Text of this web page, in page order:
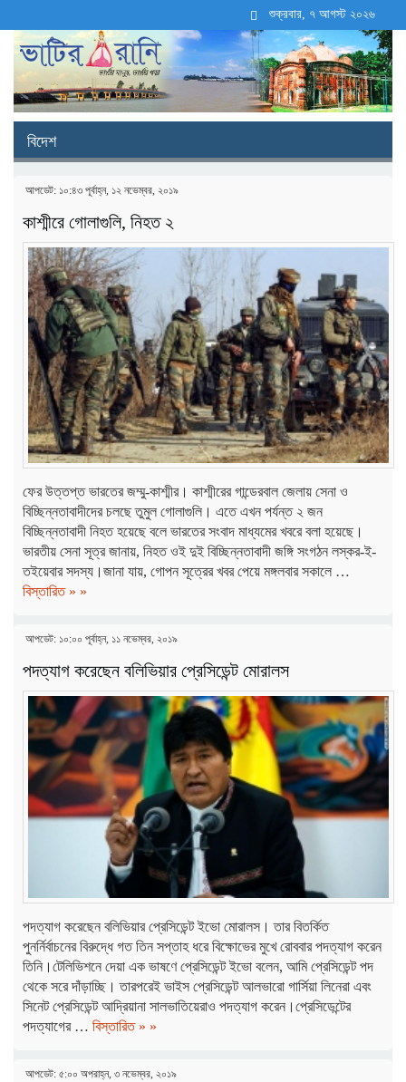
শুক্রবার, ৭ আগস্ট ২০২৬
বিদেশ
আপডেট: ১০:৪৩ পূর্বাহ্ন, ১২ নভেম্বর, ২০১৯
কাশ্মীরে গোলাগুলি, নিহত ২
ফের উত্তপ্ত ভারতের জম্মু-কাশ্মীর। কাশ্মীরের গান্ডেরবাল জেলায় সেনা ও
বিচ্ছিন্নতাবাদীদের চলছে তুমুল গোলাগুলি। এতে এখন পর্যন্ত ২ জন
বিচ্ছিন্নতাবাদী নিহত হয়েছে বলে ভারতের সংবাদ মাধ্যমের খবরে বলা হয়েছে।
ভারতীয় সেনা সূত্র জানায়, নিহত ওই দুই বিচ্ছিন্নতাবাদী জঙ্গি সংগঠন লস্কর-ই-
তইয়েবার সদস্য।জানা যায়, গোপন সূত্রের খবর পেয়ে মঙ্গলবার সকালে …
বিস্তারিত » »
আপডেট: ১০:০০ পূর্বাহ্ন, ১১ নভেম্বর, ২০১৯
পদত্যাগ করেছেন বলিভিয়ার প্রেসিডেন্ট মোরালস
পদত্যাগ করেছেন বলিভিয়ার প্রেসিডেন্ট ইভো মোরালস। তার বিতর্কিত
পুনর্নির্বাচনের বিরুদ্ধে গত তিন সপ্তাহ ধরে বিক্ষোভের মুখে রোববার পদত্যাগ করেন
তিনি।টেলিভিশনে দেয়া এক ভাষণে প্রেসিডেন্ট ইভো বলেন, আমি প্রেসিডেন্ট পদ
থেকে সরে দাঁড়াচ্ছি। তারপরেই ভাইস প্রেসিডেন্ট আলভারো গার্সিয়া লিনেরা এবং
সিনেট প্রেসিডেন্ট আদ্রিয়ানা সালভাতিয়েরাও পদত্যাগ করেন।প্রেসিডেন্টের
পদত্যাগের … বিস্তারিত » »
আপডেট: ৫:০০ অপরাহ্ন, ৩ নভেম্বর, ২০১৯